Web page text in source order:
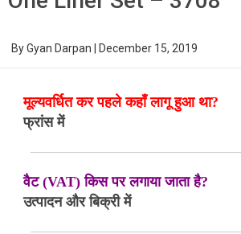
ByGyan Darpan December 15, 2019
मूल्यवर्धित कर पहले कहाँ लागू हुआ था?
फ्रांस में
वैट (VAT) किस पर लगाया जाता है?
उत्पादन और बिक्री में